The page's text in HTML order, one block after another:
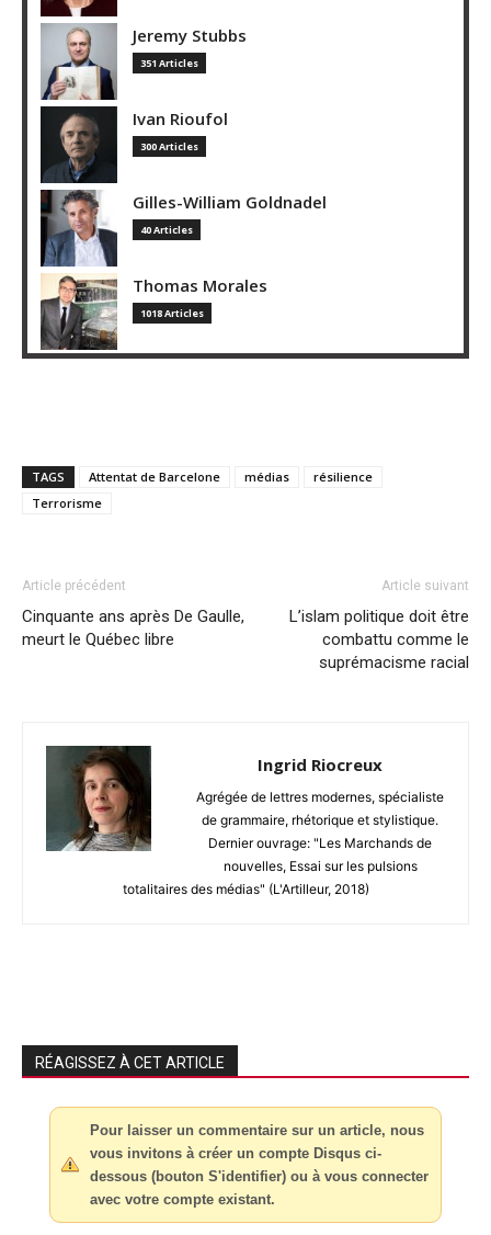
Jeremy Stubbs
351 Articles
Ivan Rioufol
300 Articles
Gilles-William Goldnadel
40 Articles
Thomas Morales
1018 Articles
TAGS Attentat de Barcelone médias
résilience
Terrorisme
Article précédent
Cinquante ans après De Gaulle,
meurt le Québec libre
Article suivant
L’islam politique doit être
combattu comme le
suprémacisme racial
Ingrid Riocreux
Agrégée de lettres modernes, spécialiste
de grammaire, rhétorique et stylistique.
Dernier ouvrage: "Les Marchands de
nouvelles, Essai sur les pulsions
totalitaires des médias" (L'Artilleur, 2018)
RÉAGISSEZ À CET ARTICLE
Pour laisser un commentaire sur un article, nous
vous invitons à créer un compte Disqus ci-
dessous (bouton S'identifier) ou à vous connecter
avec votre compte existant.